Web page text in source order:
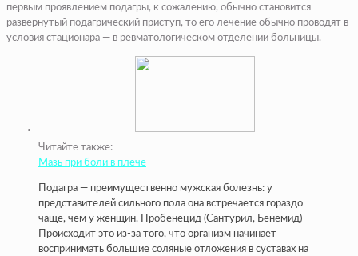
первым проявлением подагры, к сожалению, обычно становится
развернутый подагрический приступ, то его лечение обычно проводят в
условия стационара — в ревматологическом отделении больницы.
Читайте также:
Мазь при боли в плече
​​Подагра — преимущественно мужская болезнь: у
представителей сильного пола она встречается гораздо
чаще, чем у женщин. ​​Пробенецид (Сантурил, Бенемид)​​
Происходит это из-за того, что организм начинает
воспринимать большие соляные отложения в суставах на